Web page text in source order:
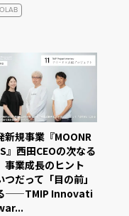
新規事業『MOONR
』西田CEOの次なる
事業成長のヒント
つだって「目の前」
——TMIP Innovati